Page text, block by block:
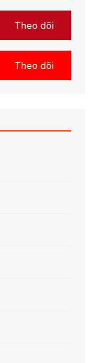
Theo dõi
Theo dõi